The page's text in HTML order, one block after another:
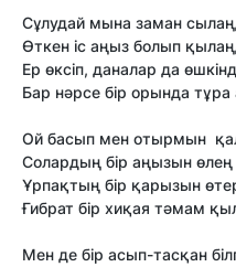
Сұлудай мына заман
Өткен іс аңыз болып
Ер өксіп, даналар да
Бар нәрсе бір орында
Ой басып мен отырмын
Солардың бір аңызын
Ұрпақтың бір қарызын
Ғибрат бір хиқая тәмам
Мен де бір асып-тасқан